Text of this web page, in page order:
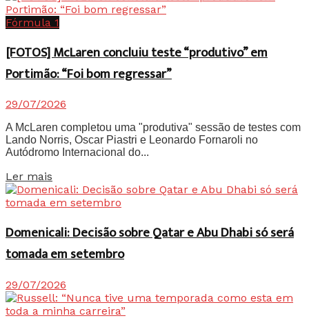
Fórmula 1
[FOTOS] McLaren concluiu teste “produtivo” em
Portimão: “Foi bom regressar”
29/07/2026
A McLaren completou uma "produtiva" sessão de testes com
Lando Norris, Oscar Piastri e Leonardo Fornaroli no
Autódromo Internacional do...
Ler mais
Domenicali: Decisão sobre Qatar e Abu Dhabi só será
tomada em setembro
29/07/2026